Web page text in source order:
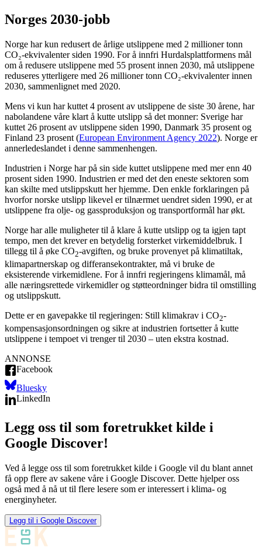
Norges 2030-jobb
Norge har kun redusert de årlige utslippene med 2 millioner tonn
CO₂-ekvivalenter siden 1990. For å innfri Hurdalsplattformens mål
om å redusere utslippene med 55 prosent innen 2030, må utslippene
reduseres ytterligere med 26 millioner tonn CO₂-ekvivalenter innen
2030, sammenlignet med 2020.
Mens vi kun har kuttet 4 prosent av utslippene de siste 30 årene, har
nabolandene våre klart å kutte utslipp så det monner: Sverige har
kuttet 26 prosent av utslippene siden 1990, Danmark 35 prosent og
Finland 23 prosent (European Environment Agency 2022). Norge er
annerledeslandet i denne sammenhengen.
Industrien i Norge har på sin side kuttet utslippene med mer enn 40
prosent siden 1990. Industrien er med det den eneste sektoren som
kan skilte med utslippskutt her hjemme. Den enkle forklaringen på
hvorfor norske utslipp likevel er tilnærmet uendret siden 1990, er at
utslippene fra olje- og gassproduksjon og transportformål har økt.
Norge har alle muligheter til å klare å kutte utslipp og ta igjen tapt
tempo, men det krever en betydelig forsterket virkemiddelbruk. I
tillegg til å øke CO2-avgiften, og bruke provenyet på klimatiltak,
klimapartnerskap og differansekontrakter, må vi bruke de
eksisterende virkemidlene. For å innfri regjeringens klimamål, må
alle næringsrettede virkemidler og støtteordninger bidra til omstilling
og utslippskutt.
Dette er en gavepakke til regjeringen: Still klimakrav i CO2-
kompensasjonsordningen og sikre at industrien fortsetter å kutte
utslippene i tempoet vi trenger til 2030 – uten ekstra kostnad.
ANNONSE
Facebook
Bluesky
LinkedIn
Legg oss til som foretrukket kilde i
Google Discover!
Ved å legge oss til som foretrukket kilde i Google vil du blant annet
få opp flere av sakene våre i Google Discover. Dette hjelper oss
også med å nå ut til flere lesere som er interessert i klima- og
energinyheter.
Legg til i Google Discover